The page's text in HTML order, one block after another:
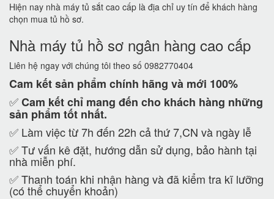
Hiện nay nhà máy tủ sắt cao cấp là địa chỉ uy tín để khách hàng
chọn mua tủ hồ sơ.
Nhà máy tủ hồ sơ ngân hàng cao cấp
Liên hệ ngay với chúng tôi theo số 0982770404
Cam kếtsản phẩm chính hãng và mới 100%
✅Cam kếtchỉ mang đến cho khách hàng những
sản phẩm tốt nhất.
✅ Làm việc từ 7h đến 22h cả thứ 7,CN và ngày lễ
✅ Tư vấn kê đặt, hướng dẫn sử dụng, bảo hành tại
nhà miễn phí.
✅ Thanh toán khi nhận hàng và đã kiểm tra kĩ lưỡng
(có thể chuyển khoản)